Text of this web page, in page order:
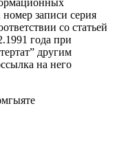
записи серия
со статьей
года при
другим
на него